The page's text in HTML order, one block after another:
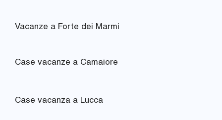
Vacanze a Forte dei Marmi
Case vacanze a Camaiore
Case vacanza a Lucca